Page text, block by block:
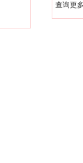
查询更